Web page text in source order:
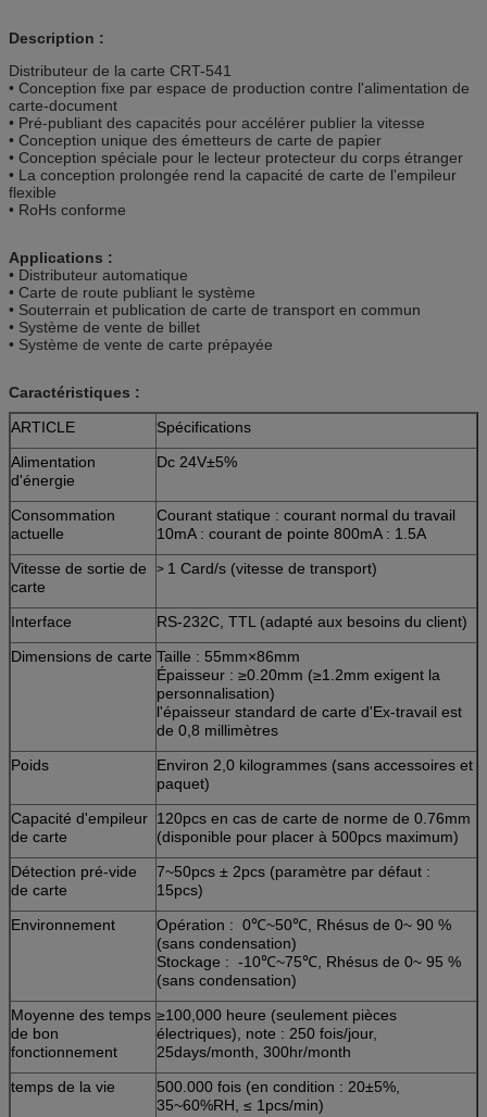
Description :
Distributeur de la carte CRT-541
• Conception fixe par espace de production contre l'alimentation de
carte-document
• Pré-publiant des capacités pour accélérer publier la vitesse
• Conception unique des émetteurs de carte de papier
• Conception spéciale pour le lecteur protecteur du corps étranger
• La conception prolongée rend la capacité de carte de l'empileur
flexible
• RoHs conforme
Applications :
• Distributeur automatique
• Carte de route publiant le système
• Souterrain et publication de carte de transport en commun
• Système de vente de billet
• Système de vente de carte prépayée
Caractéristiques :
ARTICLE
Spécifications
Alimentation
d'énergie
Dc 24V±5%
Consommation
actuelle
Courant statique : courant normal du travail
10mA : courant de pointe 800mA : 1.5A
Vitesse de sortie de
carte
> 1 Card/s (vitesse de transport)
Interface
RS-232C, TTL (adapté aux besoins du client)
Dimensions de carte Taille : 55mm×86mm
Épaisseur : ≥0.20mm (≥1.2mm exigent la
personnalisation)
l'épaisseur standard de carte d'Ex-travail est
de 0,8 millimètres
Poids
Environ 2,0 kilogrammes (sans accessoires et
paquet)
Capacité d'empileur
de carte
120pcs en cas de carte de norme de 0.76mm
(disponible pour placer à 500pcs maximum)
Détection pré-vide
de carte
7~50pcs ± 2pcs (paramètre par défaut :
15pcs)
Environnement
Opération : 0℃~50℃, Rhésus de 0~ 90 %
(sans condensation)
Stockage : -10℃~75℃, Rhésus de 0~ 95 %
(sans condensation)
Moyenne des temps
de bon
fonctionnement
≥100,000 heure (seulement pièces
électriques), note : 250 fois/jour,
25days/month, 300hr/month
temps de la vie
500.000 fois (en condition : 20±5%,
35~60%RH, ≤ 1pcs/min)